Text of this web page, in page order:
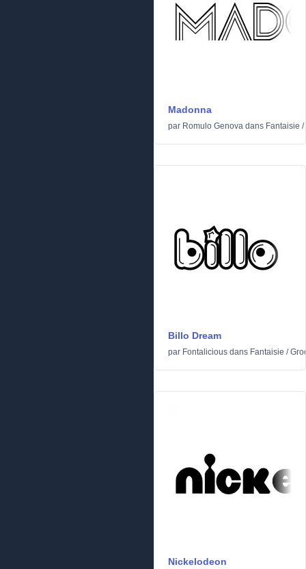
Madonna
par Romulo Genova dans Fantaisie /
Billo Dream
par Fontalicious dans Fantaisie /
Nickelodeon